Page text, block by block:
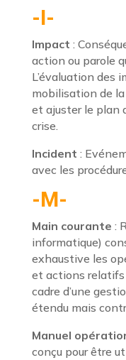
-I-
Impact :
action ou parole
L’évaluation des
mobilisation de
et ajuster le plan
crise.
Incident :
avec les
-M-
Main courante :
informatique)
exhaustive les
et actions relatifs
cadre d’une
étendu mais
Manuel
conçu pour être